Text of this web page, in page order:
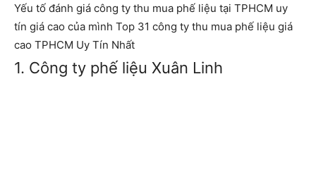
Yếu tố đánh giá công ty thu mua phế liệu tại TPHCM uy
tín giá cao của mình Top 31 công ty thu mua phế liệu giá
cao TPHCM Uy Tín Nhất
1. Công ty phế liệu Xuân Linh